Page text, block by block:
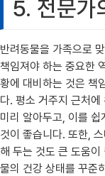
5. 전문가
반려동물을 가족으로
책임져야 하는 중요한
황에 대비하는 것은 책
다. 평소 거주지 근처
미리 알아두고, 이를
것이 좋습니다. 또한,
해 두는 것도 큰 도움
물의 건강 상태를 꾸준